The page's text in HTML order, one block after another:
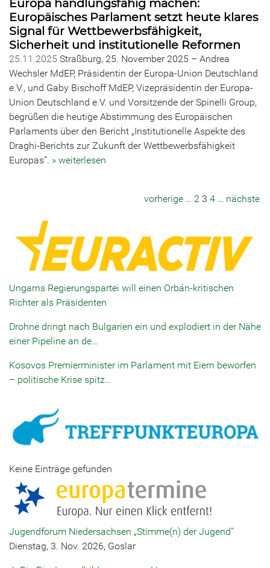
Europa handlungsfähig machen:
Europäisches Parlament setzt heute klares
Signal für Wettbewerbsfähigkeit,
Sicherheit und institutionelle Reformen
25.11.2025 Straßburg, 25. November 2025 – Andrea
Wechsler MdEP, Präsidentin der Europa-Union Deutschland
e.V., und Gaby Bischoff MdEP, Vizepräsidentin der Europa-
Union Deutschland e.V. und Vorsitzende der Spinelli Group,
begrüßen die heutige Abstimmung des Europäischen
Parlaments über den Bericht „Institutionelle Aspekte des
Draghi-Berichts zur Zukunft der Wettbewerbsfähigkeit
Europas“. » weiterlesen
vorherige … 2 3 4 … nächste
Ungarns Regierungspartei will einen Orbán-kritischen
Richter als Präsidenten
Drohne dringt nach Bulgarien ein und explodiert in der Nähe
einer Pipeline an de…
Kosovos Premierminister im Parlament mit Eiern beworfen
– politische Krise spitz…
Keine Einträge gefunden
Jugendforum Niedersachsen „Stimme(n) der Jugend“
Dienstag, 3. Nov. 2026, Goslar